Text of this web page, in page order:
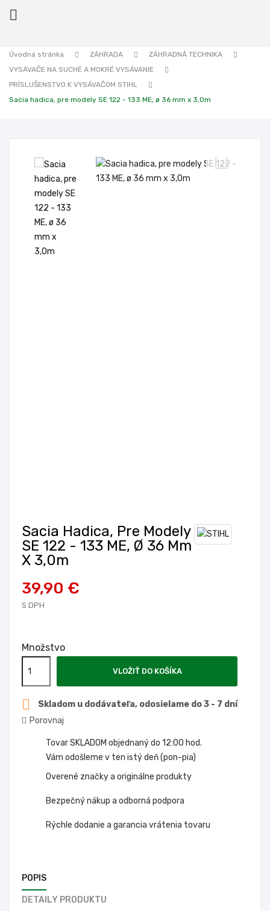

Úvodná stránka ZÁHRADA
ZÁHRADNÁ TECHNIKA
VYSÁVAČE NA SUCHÉ A MOKRÉ VYSÁVANIE
PRÍSLUŠENSTVO K VYSÁVAČOM STIHL
Sacia hadica, pre modely SE 122 - 133 ME, ø 36 mm x 3,0m
Sacia Hadica, Pre Modely
SE 122 - 133 ME, Ø 36 Mm
X 3,0m
39,90 €
S DPH
Množstvo
VLOŽIŤ DO KOŠÍKA

Skladom u dodávateľa, odosielame do 3 - 7 dní
Porovnaj
Tovar SKLADOM objednaný do 12:00 hod.
Vám odošleme v ten istý deň (pon-pia)
Overené značky a originálne produkty
Bezpečný nákup a odborná podpora
Rýchle dodanie a garancia vrátenia tovaru
POPIS
DETAILY PRODUKTU